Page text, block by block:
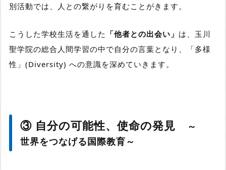
別活動では、人との繋がりを育むことがきます。
こうした学校生活を通した 「他者との出会い」 は、玉川
聖学院の総合人間学習の中で自分の言葉となり、「多様
性」(Diversity) への意識を深めていきます。
③ 自分の可能性、使命の発見
～
世界をつなげる国際教育～